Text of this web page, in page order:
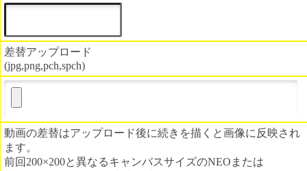
差替アップロード
(jpg,png,pch,spch)
動画の差替はアップロード後に続きを描くと画像に反映され
ます。
前回200×200と異なるキャンバスサイズのNEOまたは